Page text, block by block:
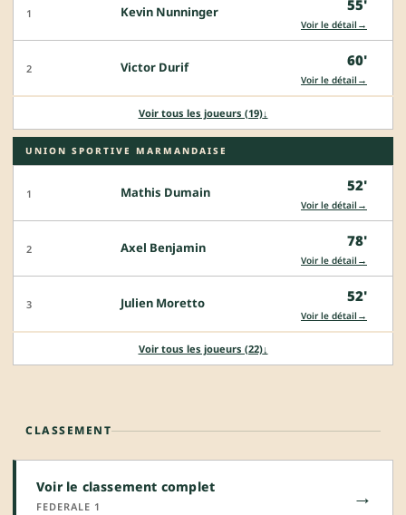
1 Kevin Nunninger 55'
Voir le détail →
2 Victor Durif 60'
Voir le détail →
Voir tous les joueurs (19)↓
UNION SPORTIVE MARMANDAISE
1 Mathis Dumain 52'
Voir le détail →
2 Axel Benjamin 78'
Voir le détail →
3 Julien Moretto 52'
Voir le détail →
Voir tous les joueurs (22)↓
CLASSEMENT
Voir le classement complet
FEDERALE 1 →